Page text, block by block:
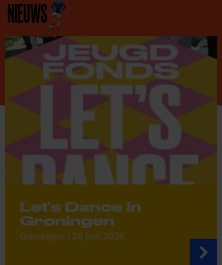
NIEUWS
Let's Dance in
Groningen
Groningen | 29 juni 2026